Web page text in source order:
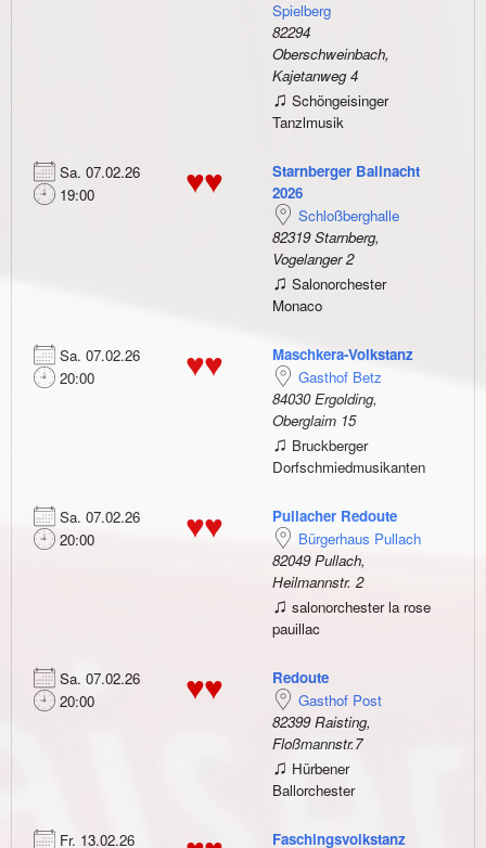
Spielberg
82294
Oberschweinbach,
Kajetanweg 4
♫ Schöngeisinger
Tanzlmusik
Sa. 07.02.26
19:00
♥♥
Starnberger Ballnacht
2026
Schloßberghalle
82319 Starnberg,
Vogelanger 2
♫ Salonorchester
Monaco
Sa. 07.02.26
20:00
♥♥
Maschkera-Volkstanz
Gasthof Betz
84030 Ergolding,
Oberglaim 15
♫ Bruckberger
Dorfschmiedmusikanten
Sa. 07.02.26
20:00
♥♥
Pullacher Redoute
Bürgerhaus Pullach
82049 Pullach,
Heilmannstr. 2
♫ salonorchester la rose
pauillac
Sa. 07.02.26
20:00
♥♥
Redoute
Gasthof Post
82399 Raisting,
Floßmannstr.7
♫ Hürbener
Ballorchester
Fr. 13.02.26 Faschingsvolkstanz